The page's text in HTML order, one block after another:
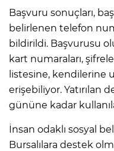
Başvuru sonuçları,
belirlenen telefon
bildirildi. Başvurusu
kart numaraları,
listesine, kendilerine
erişebiliyor. Yatırılan
gününe kadar
İnsan odaklı sosyal
Bursalılara destek